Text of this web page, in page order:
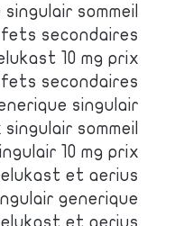
sommeil
secondaires
10 mg prix
secondaires
singulair
sommeil
10 mg prix
et aerius
generique
et aerius